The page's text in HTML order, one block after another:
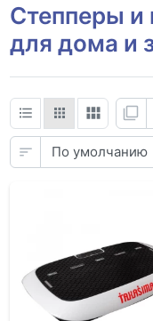
Степперы
для дома и